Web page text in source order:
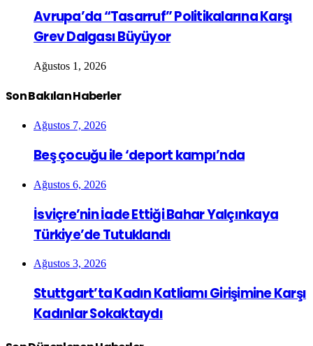
Avrupa’da “Tasarruf” Politikalarına Karşı
Grev Dalgası Büyüyor
Ağustos 1, 2026
Son Bakılan Haberler
Ağustos 7, 2026
Beş çocuğu ile ‘deport kampı’nda
Ağustos 6, 2026
İsviçre’nin İade Ettiği Bahar Yalçınkaya
Türkiye’de Tutuklandı
Ağustos 3, 2026
Stuttgart’ta Kadın Katliamı Girişimine Karşı
Kadınlar Sokaktaydı